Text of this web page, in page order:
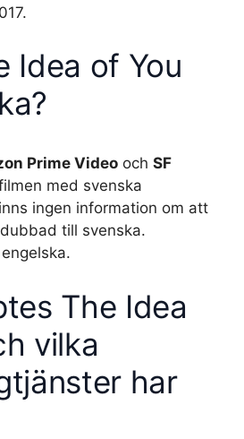
Idea of You
Prime Video och SF
med svenska
ingen information om att
till svenska.
The Idea
vilka
har